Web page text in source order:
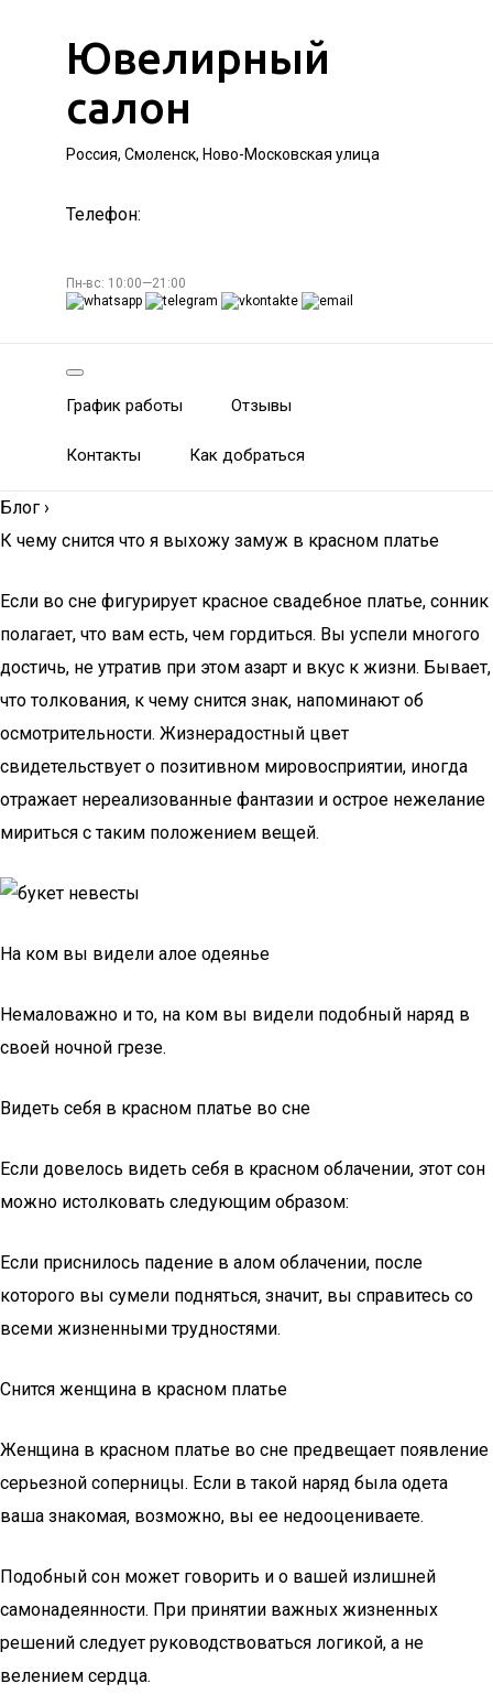
Ювелирный
салон
Россия, Смоленск, Ново-Московская улица
Телефон:
Пн-вс: 10:00—21:00
График работы Отзывы
Контакты Как добраться
Блог ›
К чему снится что я выхожу замуж в красном платье
Если во сне фигурирует красное свадебное платье, сонник
полагает, что вам есть, чем гордиться. Вы успели многого
достичь, не утратив при этом азарт и вкус к жизни. Бывает,
что толкования, к чему снится знак, напоминают об
осмотрительности. Жизнерадостный цвет
свидетельствует о позитивном мировосприятии, иногда
отражает нереализованные фантазии и острое нежелание
мириться с таким положением вещей.
На ком вы видели алое одеянье
Немаловажно и то, на ком вы видели подобный наряд в
своей ночной грезе.
Видеть себя в красном платье во сне
Если довелось видеть себя в красном облачении, этот сон
можно истолковать следующим образом:
Если приснилось падение в алом облачении, после
которого вы сумели подняться, значит, вы справитесь со
всеми жизненными трудностями.
Снится женщина в красном платье
Женщина в красном платье во сне предвещает появление
серьезной соперницы. Если в такой наряд была одета
ваша знакомая, возможно, вы ее недооцениваете.
Подобный сон может говорить и о вашей излишней
самонадеянности. При принятии важных жизненных
решений следует руководствоваться логикой, а не
велением сердца.